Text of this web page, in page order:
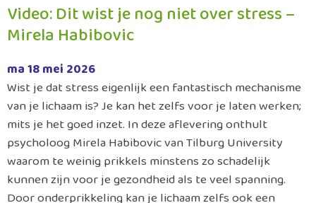
Video: Dit wist je nog niet over stress –
Mirela Habibovic
ma 18 mei 2026
Wist je dat stress eigenlijk een fantastisch mechanisme
van je lichaam is? Je kan het zelfs voor je laten werken;
mits je het goed inzet. In deze aflevering onthult
psycholoog Mirela Habibovic van Tilburg University
waarom te weinig prikkels minstens zo schadelijk
kunnen zijn voor je gezondheid als te veel spanning.
Door onderprikkeling kan je lichaam zelfs ook een